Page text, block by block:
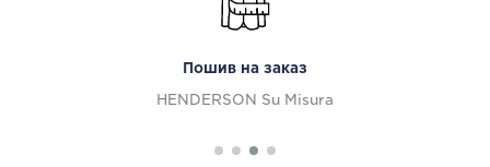
Пошив на заказ
HENDERSON Su Misura